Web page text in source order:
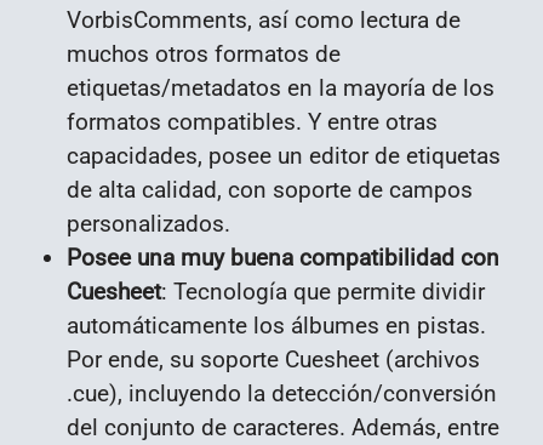
VorbisComments, así como lectura de
muchos otros formatos de
etiquetas/metadatos en la mayoría de los
formatos compatibles. Y entre otras
capacidades, posee un editor de etiquetas
de alta calidad, con soporte de campos
personalizados.
Posee una muy buena compatibilidad con
Cuesheet: Tecnología que permite dividir
automáticamente los álbumes en pistas.
Por ende, su soporte Cuesheet (archivos
.cue), incluyendo la detección/conversión
del conjunto de caracteres. Además, entre